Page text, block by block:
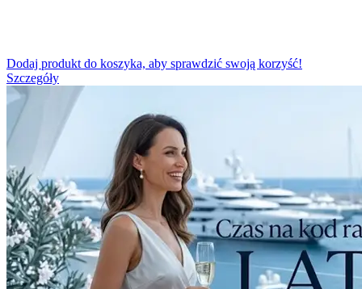
Dodaj produkt do koszyka, aby sprawdzić swoją korzyść!
Szczegóły